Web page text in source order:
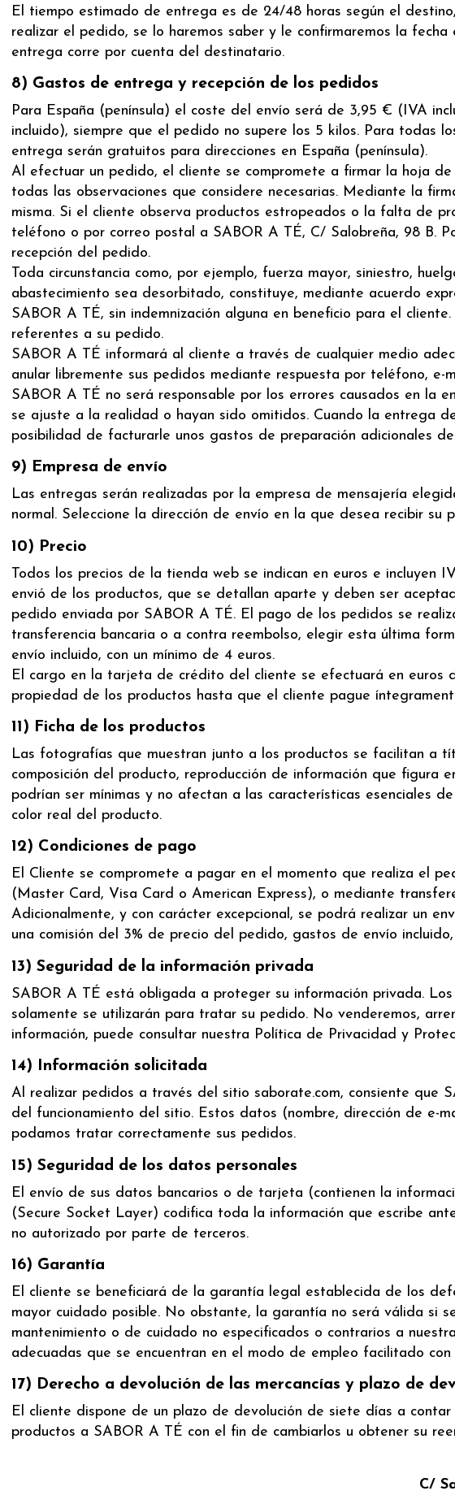
El tiempo estimado de entrega es de 24/48 horas según el
realizar el pedido, se lo haremos saber y le confirmaremos la
entrega corre por cuenta del destinatario.
8) Gastos de entrega y recepción de los pedidos
Para España (península) el coste del envío será de 3,95 € (IVA
incluido), siempre que el pedido no supere los 5 kilos. Para todas
entrega serán gratuitos para direcciones en España (península).
Al efectuar un pedido, el cliente se compromete a firmar la hoja
todas las observaciones que considere necesarias. Mediante la
misma. Si el cliente observa productos estropeados o la falta de
teléfono o por correo postal a SABOR A TÉ, C/ Salobreña, 98 B.
recepción del pedido.
Toda circunstancia como, por ejemplo, fuerza mayor, siniestro,
abastecimiento sea desorbitado, constituye, mediante acuerdo
SABOR A TÉ, sin indemnización alguna en beneficio para el
referentes a su pedido.
SABOR A TÉ informará al cliente a través de cualquier medio
anular libremente sus pedidos mediante respuesta por teléfono, e-
SABOR A TÉ no será responsable por los errores causados en
se ajuste a la realidad o hayan sido omitidos. Cuando la entrega
posibilidad de facturarle unos gastos de preparación adicionales
9) Empresa de envío
Las entregas serán realizadas por la empresa de mensajería
normal. Seleccione la dirección de envío en la que desea recibir
10) Precio
Todos los precios de la tienda web se indican en euros e incluyen
envió de los productos, que se detallan aparte y deben ser
pedido enviada por SABOR A TÉ. El pago de los pedidos se
transferencia bancaria o a contra reembolso, elegir esta última
envío incluido, con un mínimo de 4 euros.
El cargo en la tarjeta de crédito del cliente se efectuará en euros
propiedad de los productos hasta que el cliente pague
11) Ficha de los productos
Las fotografías que muestran junto a los productos se facilitan a
composición del producto, reproducción de información que figura
podrían ser mínimas y no afectan a las características esenciales
color real del producto.
12) Condiciones de pago
El Cliente se compromete a pagar en el momento que realiza el
(Master Card, Visa Card o American Express), o mediante
Adicionalmente, y con carácter excepcional, se podrá realizar un
una comisión del 3% de precio del pedido, gastos de envío
13) Seguridad de la información privada
SABOR A TÉ está obligada a proteger su información privada.
solamente se utilizarán para tratar su pedido. No venderemos,
información, puede consultar nuestra Política de Privacidad y
14) Información solicitada
Al realizar pedidos a través del sitio saborate.com, consiente que
del funcionamiento del sitio. Estos datos (nombre, dirección de e-
podamos tratar correctamente sus pedidos.
15) Seguridad de los datos personales
El envío de sus datos bancarios o de tarjeta (contienen la
(Secure Socket Layer) codifica toda la información que escribe
no autorizado por parte de terceros.
16) Garantía
El cliente se beneficiará de la garantía legal establecida de los
mayor cuidado posible. No obstante, la garantía no será válida si
mantenimiento o de cuidado no especificados o contrarios a
adecuadas que se encuentran en el modo de empleo facilitado con
17) Derecho a devolución de las mercancías y plazo de
El cliente dispone de un plazo de devolución de siete días a
productos a SABOR A TÉ con el fin de cambiarlos u obtener su
C/